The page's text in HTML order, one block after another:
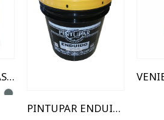
VENIER PINTURAS TIZADAS (CHALK PAINT)
6 Kls
20 kg
25 Kg
PINTUPAR ENDUIDO EXTERIOR